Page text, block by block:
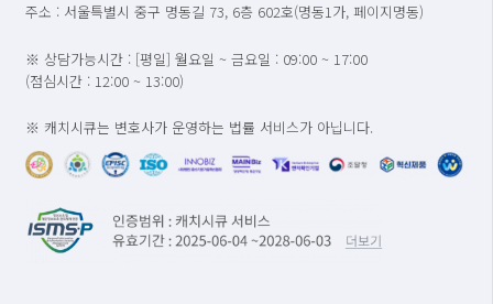
주소 : 서울특별시 중구 명동길 73, 6층 602호(명동1가, 페이지명동)
※ 상담가능시간 : [평일] 월요일 ~ 금요일 : 09:00 ~ 17:00
(점심시간 : 12:00 ~ 13:00)
※ 캐치시큐는 변호사가 운영하는 법률 서비스가 아닙니다.